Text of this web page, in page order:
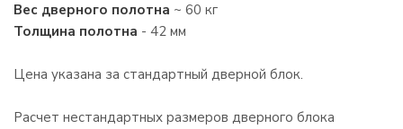
Вес дверного полотна ~ 60 кг
Толщина полотна - 42 мм
Цена указана за стандартный дверной блок.
Расчет нестандартных размеров дверного блока